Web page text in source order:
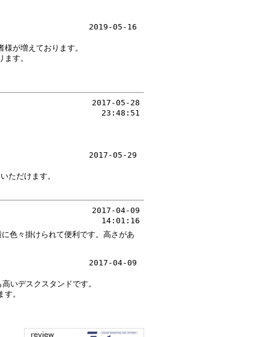
2019-05-16
が増えております。
す。
2017-05-28
23:48:51
2017-05-29
ただけます。
2017-04-09
14:01:16
色々掛けられて便利です。高さがあ
2017-04-09
いデスクスタンドです。
。